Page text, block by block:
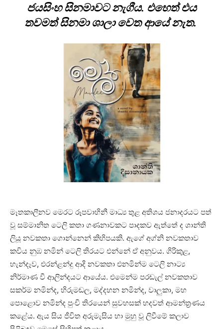
ජයසිංහ සිනමාවට නැගීය. එහෙත් එය
තවමත් සිනමා ශාලා වෙත ආයේ නැත.
මෑතකාලීනව මෙරට රූපවාහිනී මාධ්‍ය තුළ අතිශය ජනාදරයට පත්
වූ සම්මානිත ටෙලි කතා ගණනාවකට පාදකව ඇත්තේ ද ශාන්ති
ලියූ නවකතා ගොන්නෙන් කිහිපයකි. ඇගේ අග්නි නවකතාව
කවිය නුඹ නමින් ටෙලි තිරයට එන්නේ ඒ අනුවය. ගිරිකුළ,
හැන්දෑව, එරන්ළන්දු ආදි නවකතා එනමින්ම ටෙලි නාට්‍ය
නිර්මාණ වී ආලින්දයට ආයේය. එමෙන්ම පරඬැල් නවකතාව
සකර්ම නමින්ද, හිරුමඬල, මද්දහන නමින්ද, වාලුකා, මහ
පොළොව නමින්ද පුංචි තිරයෙන් සුවහසක් හදවත් ආමන්ත්‍රණය
කළේය. ඇය සිය ජීවිත අරුමැසිය හා මුහු වූ ලිවීමේ කලාව